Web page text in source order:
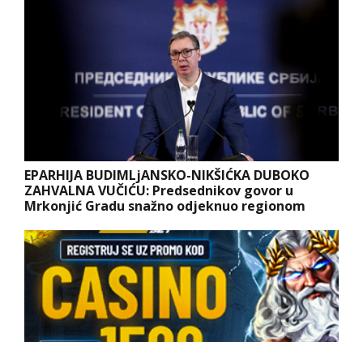
EPARHIJA BUDIMLjANSKO-NIKŠIĆKA DUBOKO
ZAHVALNA VUČIĆU: Predsednikov govor u
Mrkonjić Gradu snažno odjeknuo regionom